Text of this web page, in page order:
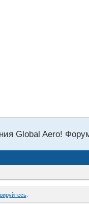
Global Aero!
.